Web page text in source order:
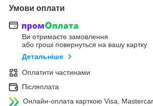
Умови оплати
Ви отримаєте замовлення
або гроші повернуться на вашу картку
Детальніше
Оплатити частинами
Післяплата
Онлайн-оплата карткою Visa,